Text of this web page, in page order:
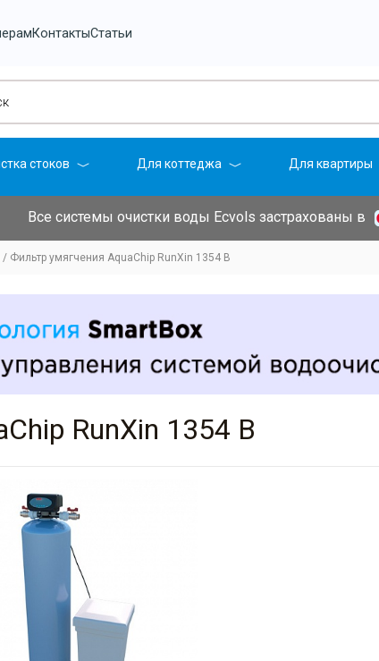
КонтактыСтатьи
стоков Для коттеджа Для квартиры
Все системы очистки воды Ecvols застрахованы в
Фильтр умягчения AquaChip RunXin 1354 B
RunXin 1354 B